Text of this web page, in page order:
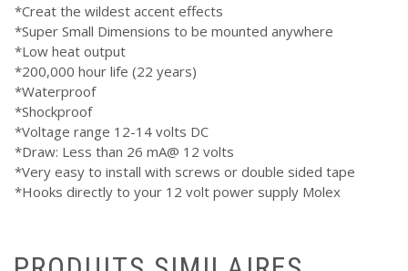
*Creat the wildest accent effects
*Super Small Dimensions to be mounted anywhere
*Low heat output
*200,000 hour life (22 years)
*Waterproof
*Shockproof
*Voltage range 12-14 volts DC
*Draw: Less than 26 mA@ 12 volts
*Very easy to install with screws or double sided tape
*Hooks directly to your 12 volt power supply Molex